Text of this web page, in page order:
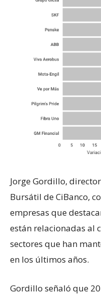
Jorge Gordillo,
Bursátil de CiBanco,
empresas que
están relacionadas al
sectores que han
en los últimos años.
Gordillo señaló que